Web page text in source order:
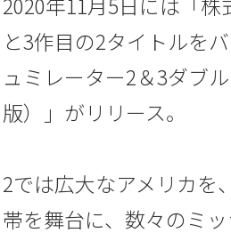
と3作目の2タイトルを
ュミレーター2＆3ダブ
版）」がリリース。
2では広大なアメリカを
帯を舞台に、数々のミ